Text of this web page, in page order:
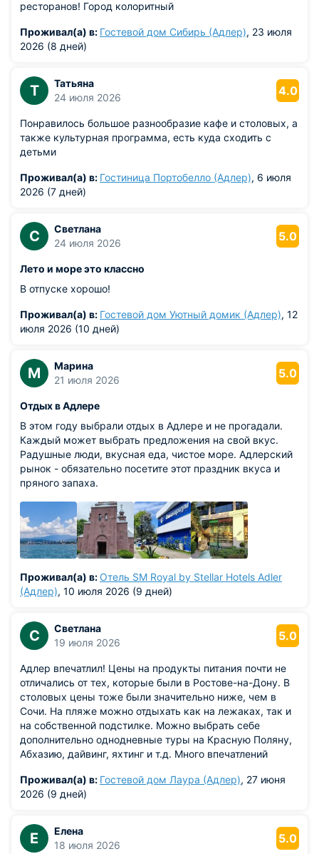
ресторанов! Город колоритный
Проживал(а) в: Гостевой дом Сибирь (Адлер), 23 июля
2026 (8 дней)
Т
Татьяна
24 июля 2026
4.0
Понравилось большое разнообразие кафе и столовых, а
также культурная программа, есть куда сходить с
детьми
Проживал(а) в: Гостиница Портобелло (Адлер), 6 июля
2026 (7 дней)
С
Светлана
24 июля 2026
5.0
Лето и море это классно
В отпуске хорошо!
Проживал(а) в: Гостевой дом Уютный домик (Адлер), 12
июля 2026 (10 дней)
М
Марина
21 июля 2026
5.0
Отдых в Адлере
В этом году выбрали отдых в Адлере и не прогадали.
Каждый может выбрать предложения на свой вкус.
Радушные люди, вкусная еда, чистое море. Адлерский
рынок - обязательно посетите этот праздник вкуса и
пряного запаха.
Проживал(а) в: Отель SM Royal by Stellar Hotels Adler
(Адлер)
, 10 июля 2026 (9 дней)
С
Светлана
19 июля 2026
5.0
Адлер впечатлил! Цены на продукты питания почти не
отличались от тех, которые были в Ростове-на-Дону. В
столовых цены тоже были значительно ниже, чем в
Сочи. На пляже можно отдыхать как на лежаках, так и
на собственной подстилке. Можно выбрать себе
дополнительно однодневные туры на Красную Поляну,
Абхазию, дайвинг, яхтинг и т.д. Много впечатлений
канатной дороге на снежную вершину горы
Аибга..Также заехали мы и в Олимпийский парк с
не нужно даже ехать на жд Вокзал, из Адлера до Сочи
курсируют автобусы достаточно часто... На обратном
Проживал(а) в: Гостевой дом Лаура (Адлер), 27 июня
2026 (9 дней)
Е
Елена
18 июля 2026
5.0